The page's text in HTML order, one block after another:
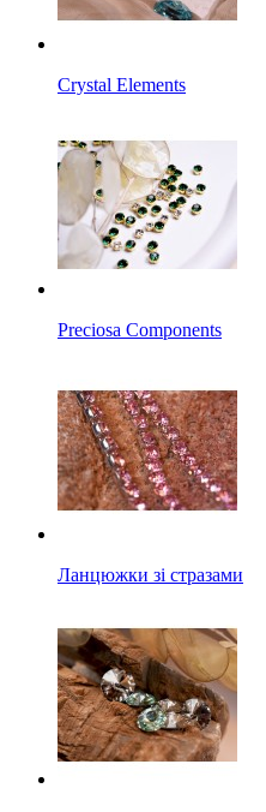
Crystal Elements
Preciosa Components
Ланцюжки зі стразами